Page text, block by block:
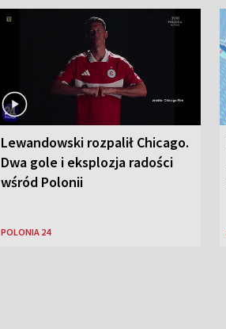
Lewandowski rozpalił Chicago.
Dwa gole i eksplozja radości
wśród Polonii
POLONIA 24